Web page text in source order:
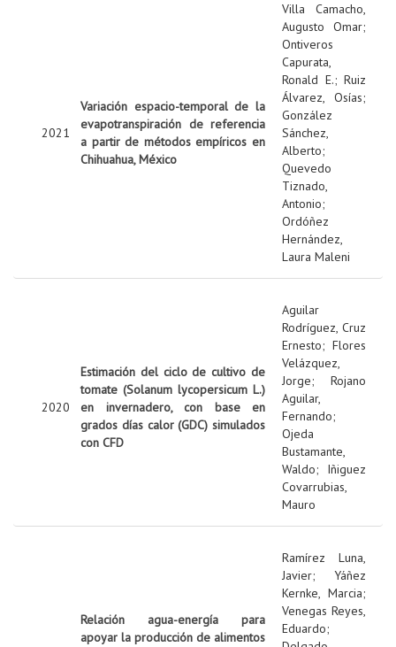
2021
Variación espacio-temporal de la
evapotranspiración de referencia
a partir de métodos empíricos en
Chihuahua, México
Villa Camacho,
Augusto Omar;
Ontiveros
Capurata,
Ronald E.; Ruiz
Álvarez, Osías;
González
Sánchez,
Alberto;
Quevedo
Tiznado,
Antonio;
Ordóñez
Hernández,
Laura Maleni
2020
Estimación del ciclo de cultivo de
tomate (Solanum lycopersicum L.)
en invernadero, con base en
grados días calor (GDC) simulados
con CFD
Aguilar
Rodríguez, Cruz
Ernesto; Flores
Velázquez,
Jorge; Rojano
Aguilar,
Fernando;
Ojeda
Bustamante,
Waldo; Iñiguez
Covarrubias,
Mauro
Relación agua-energía para
apoyar la producción de alimentos
Ramírez Luna,
Javier; Yáñez
Kernke, Marcia;
Venegas Reyes,
Eduardo;